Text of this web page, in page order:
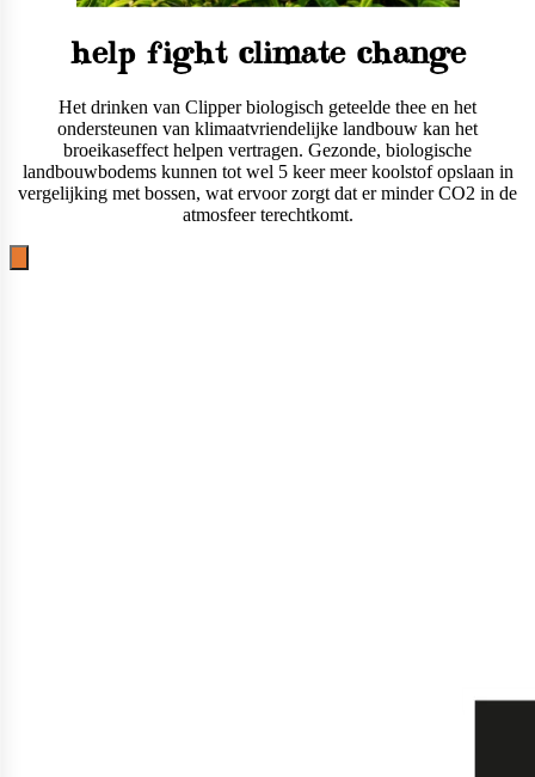
help fight climate change
Het drinken van Clipper biologisch geteelde thee en het
ondersteunen van klimaatvriendelijke landbouw kan het
broeikaseffect helpen vertragen. Gezonde, biologische
landbouwbodems kunnen tot wel 5 keer meer koolstof opslaan in
vergelijking met bossen, wat ervoor zorgt dat er minder CO2 in de
atmosfeer terechtkomt.